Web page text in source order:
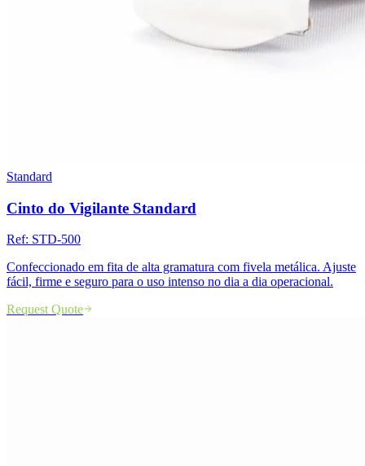
Standard
Cinto do Vigilante Standard
Ref: STD-500
Confeccionado em fita de alta gramatura com fivela metálica. Ajuste
fácil, firme e seguro para o uso intenso no dia a dia operacional.
Request Quote